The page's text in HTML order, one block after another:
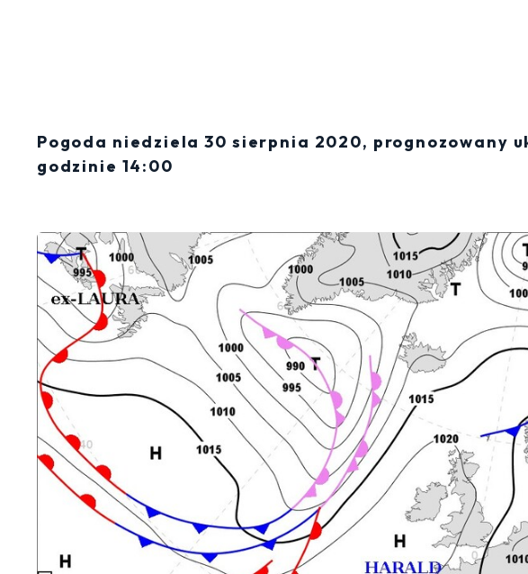
Pogoda niedziela 30 sierpnia 2020, prognozowany
godzinie 14:00